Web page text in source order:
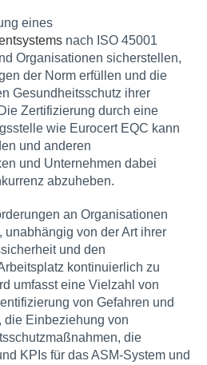
eines
nach ISO 45001
Organisationen sicherstellen,
der Norm erfüllen und die
Gesundheitsschutz ihrer
Zertifizierung durch eine
wie Eurocert EQC kann
und anderen
und Unternehmen dabei
abzuheben.
an Organisationen
unabhängig von der Art ihrer
und den
kontinuierlich zu
umfasst eine Vielzahl von
von Gefahren und
die Einbeziehung von
die
KPIs für das ASM-System und